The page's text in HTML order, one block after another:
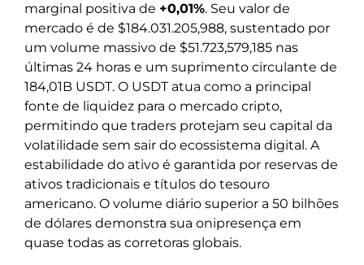
marginal positiva de +0,01%. Seu valor de
mercado é de $184.031.205,988, sustentado por
um volume massivo de $51.723,579,185 nas
últimas 24 horas e um suprimento circulante de
184,01B USDT. O USDT atua como a principal
fonte de liquidez para o mercado cripto,
permitindo que traders protejam seu capital da
volatilidade sem sair do ecossistema digital. A
estabilidade do ativo é garantida por reservas de
ativos tradicionais e títulos do tesouro
americano. O volume diário superior a 50 bilhões
de dólares demonstra sua onipresença em
quase todas as corretoras globais.